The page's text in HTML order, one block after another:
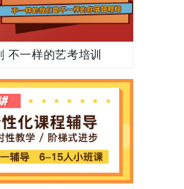
艺考冲刺 不一样的艺考培训